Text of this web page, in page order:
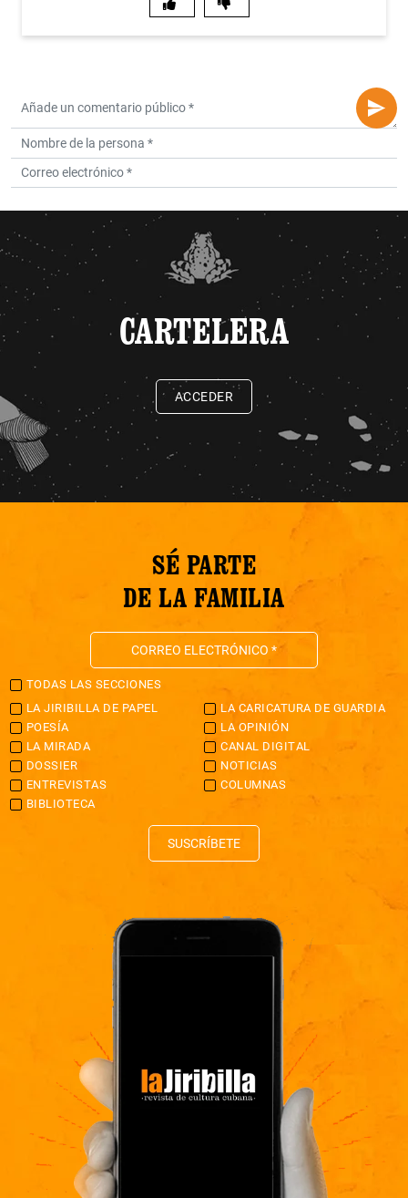
CARTELERA
ACCEDER
SÉ PARTE
DE LA FAMILIA
TODAS LAS SECCIONES
LA JIRIBILLA DE PAPEL
LA CARICATURA DE GUARDIA
POESÍA
LA OPINIÓN
LA MIRADA
CANAL DIGITAL
DOSSIER
NOTICIAS
ENTREVISTAS
COLUMNAS
BIBLIOTECA
SUSCRÍBETE